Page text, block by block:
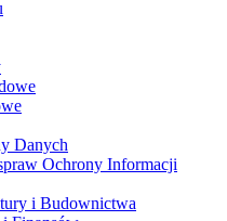
Danych
Ochrony Informacji
i Budownictwa